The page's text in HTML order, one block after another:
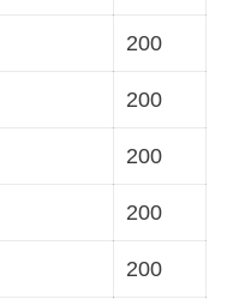
200
200
200
200
200